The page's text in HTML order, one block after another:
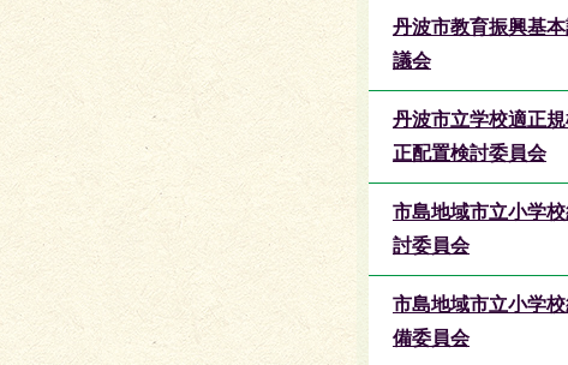
丹波市教育振興基
議会
丹波市立学校適正
正配置検討委員会
市島地域市立小学
討委員会
市島地域市立小学
備委員会